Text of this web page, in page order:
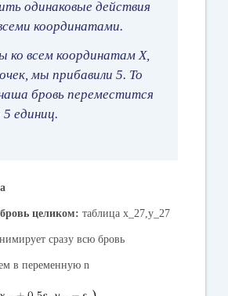
одинаковые действия
координатами.
ко всем координатам Х,
мы прибавили 5. То
бровь переместится
5 единиц.
целиком:таблица x_27,y_27
сразу всю бровь
в переменную n